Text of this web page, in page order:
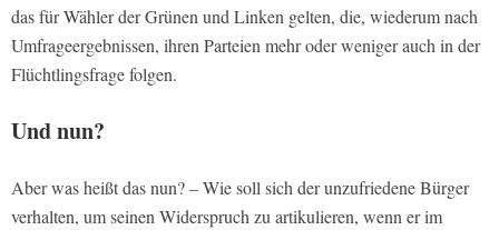
das für Wähler der Grünen und Linken gelten, die, wiederum nach
Umfrageergebnissen, ihren Parteien mehr oder weniger auch in der
Flüchtlingsfrage folgen.
Und nun?
Aber was heißt das nun? – Wie soll sich der unzufriedene Bürger
verhalten, um seinen Widerspruch zu artikulieren, wenn er im